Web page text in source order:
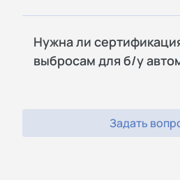
Нужна ли
выбросам для б/у
Задать